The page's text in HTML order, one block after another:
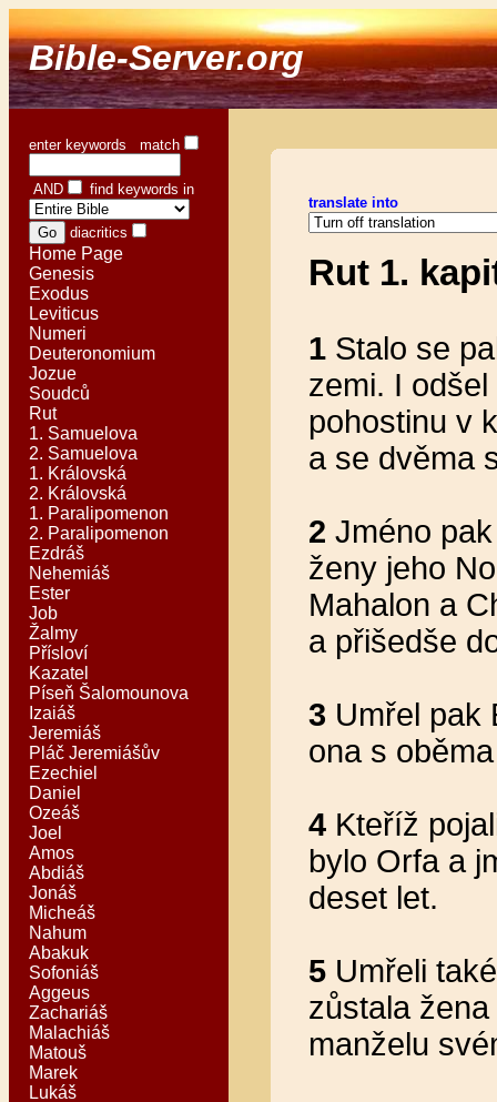
Bible-Server.org
enter keywords match
AND find keywords in
diacritics
Home Page
Genesis
Exodus
Leviticus
Numeri
Deuteronomium
Jozue
Soudců
Rut
1. Samuelova
2. Samuelova
1. Královská
2. Královská
1. Paralipomenon
2. Paralipomenon
Ezdráš
Nehemiáš
Ester
Job
Žalmy
Přísloví
Kazatel
Píseň Šalomounova
Izaiáš
Jeremiáš
Pláč Jeremiášův
Ezechiel
Daniel
Ozeáš
Joel
Amos
Abdiáš
Jonáš
Micheáš
Nahum
Abakuk
Sofoniáš
Aggeus
Zachariáš
Malachiáš
Matouš
Marek
Lukáš
translate into
Rut 1.
1 Stalo se
zemi. I
pohostinu v
a se dvěma
2 Jméno
ženy jeho
Mahalon a
a přišedše
3 Umřel pak
ona s
4 Kteříž
bylo Orfa a
deset let.
5 Umřeli
zůstala
manželu